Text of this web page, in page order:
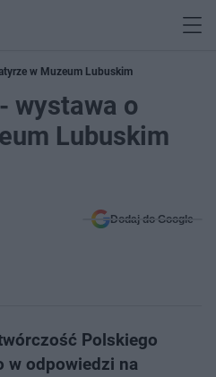
w Muzeum Lubuskim
wystawa o
Lubuskim
Dodaj do Google
Polskiego
w odpowiedzi na